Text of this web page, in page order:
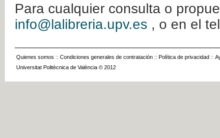
Para cualquier consulta o
info@lalibreria.upv.es , o en el
Quienes somos :: Condiciones generales de contratación :: Política de privacidad ::
Universitat Politècnica de València © 2012